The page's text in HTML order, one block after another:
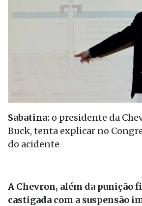
Sabatina: o presidente da
Buck, tenta explicar no
do acidente
A Chevron, além da punição
castigada com a suspensão